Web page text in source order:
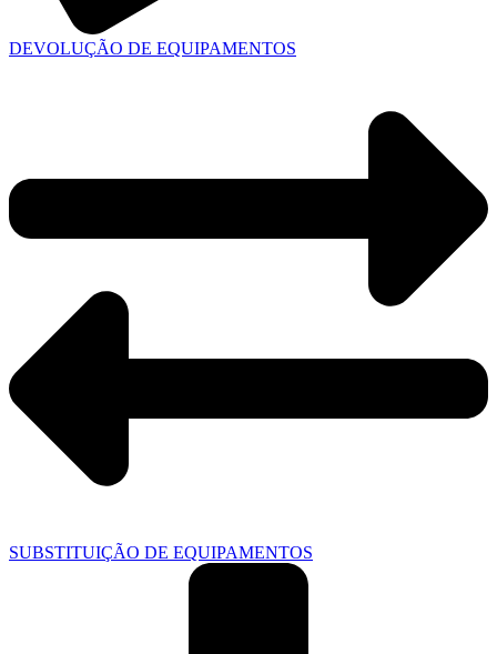
DEVOLUÇÃO DE EQUIPAMENTOS
SUBSTITUIÇÃO DE EQUIPAMENTOS